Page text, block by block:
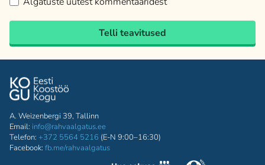
Telli teavitused
A. Weizenbergi 39, Tallinn
Email: info@rahvaalgatus.ee
Telefon: +372 5564 5216 (E-N 9:00–16:30)
Facebook: fb.me/rahvaalgatus